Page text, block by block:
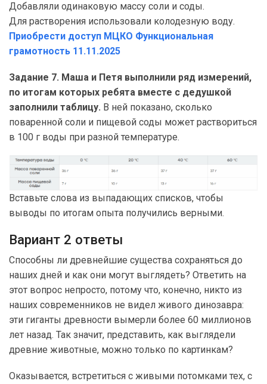
Добавляли одинаковую массу соли и соды.
Для растворения использовали колодезную воду.
Приобрести доступ МЦКО Функциональная
грамотность 11.11.2025
Задание 7. Маша и Петя выполнили ряд измерений,
по итогам которых ребята вместе с дедушкой
заполнили таблицу. В ней показано, сколько
поваренной соли и пищевой соды может раствориться
в 100 г воды при разной температуре.
Вставьте слова из выпадающих списков, чтобы
выводы по итогам опыта получились верными.
Вариант 2 ответы
Способны ли древнейшие существа сохраняться до
наших дней и как они могут выглядеть? Ответить на
этот вопрос непросто, потому что, конечно, никто из
наших современников не видел живого динозавра:
эти гиганты древности вымерли более 60 миллионов
лет назад. Так значит, представить, как выглядели
древние животные, можно только по картинкам?
Оказывается, встретиться с живыми потомками тех, с